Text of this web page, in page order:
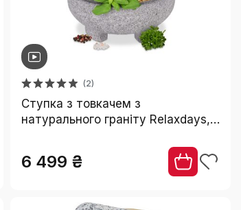
(2)
Ступка з товкачем з
натурального граніту Relaxdays,
6 499 ₴